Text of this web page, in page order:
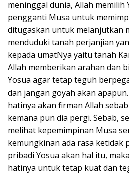
meninggal dunia, Allah memilih
pengganti Musa untuk
ditugaskan untuk melanjutkan
menduduki tanah perjanjian
kepada umatNya yaitu tanah
Allah memberikan arahan dan
Yosua agar tetap teguh
dan jangan goyah akan
hatinya akan firman Allah
kemana pun dia pergi. Sebab,
melihat kepemimpinan Musa
kemungkinan ada rasa ketidak
pribadi Yosua akan hal itu,
hatinya untuk tetap kuat dan